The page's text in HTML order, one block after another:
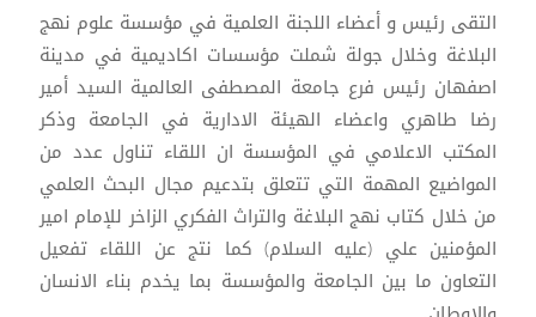
التقى رئيس و أعضاء اللجنة العلمية في مؤسسة علوم نهج
البلاغة وخلال جولة شملت مؤسسات اكاديمية في مدينة
اصفهان رئيس فرع جامعة المصطفى العالمية السيد أمير
رضا طاهري واعضاء الهيئة الادارية في الجامعة وذكر
المكتب الاعلامي في المؤسسة ان اللقاء تناول عدد من
المواضيع المهمة التي تتعلق بتدعيم مجال البحث العلمي
من خلال كتاب نهج البلاغة والتراث الفكري الزاخر للإمام امير
المؤمنين علي (عليه السلام) كما نتج عن اللقاء تفعيل
التعاون ما بين الجامعة والمؤسسة بما يخدم بناء الانسان